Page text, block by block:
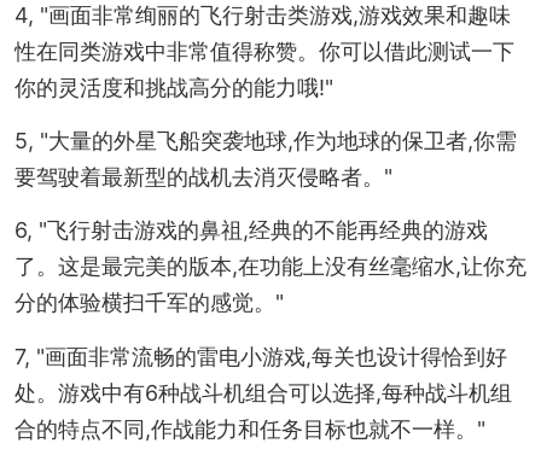
4, "画面非常绚丽的飞行射击类游戏,游戏效果和趣味
性在同类游戏中非常值得称赞。你可以借此测试一下
你的灵活度和挑战高分的能力哦!"
5, "大量的外星飞船突袭地球,作为地球的保卫者,你需
要驾驶着最新型的战机去消灭侵略者。"
6, "飞行射击游戏的鼻祖,经典的不能再经典的游戏
了。这是最完美的版本,在功能上没有丝毫缩水,让你充
分的体验横扫千军的感觉。"
7, "画面非常流畅的雷电小游戏,每关也设计得恰到好
处。游戏中有6种战斗机组合可以选择,每种战斗机组
合的特点不同,作战能力和任务目标也就不一样。"